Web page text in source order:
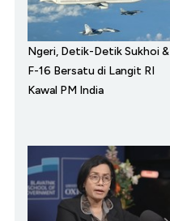
Ngeri, Detik-Detik Sukhoi &
F-16 Bersatu di Langit RI
Kawal PM India